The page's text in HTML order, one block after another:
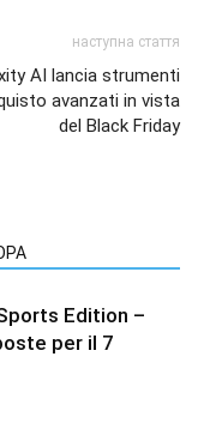
наступна стаття
AI lancia strumenti
avanzati in vista
del Black Friday
Edition –
per il 7